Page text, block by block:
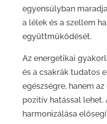
egyensúlyban
a lélek és a szellem
együttműködését.
Az energetikai
és a csakrák tudatos
egészségre, hanem
pozitív hatással lehet.
harmonizálása